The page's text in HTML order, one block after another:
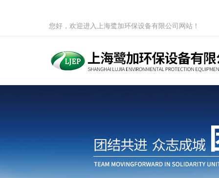
您好，欢迎进入上海鹭加环保设备有限公司网站！